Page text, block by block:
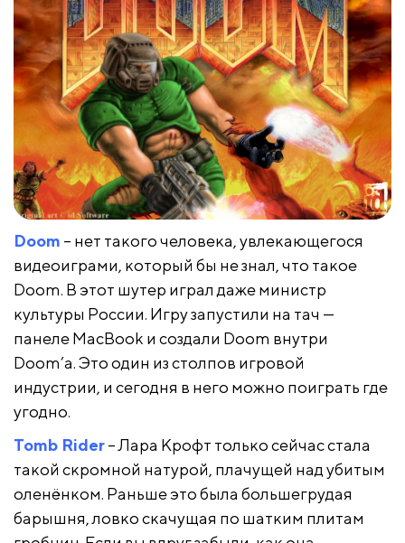
Doom – нет такого человека, увлекающегося
видеоиграми, который бы не знал, что такое
Doom. В этот шутер играл даже министр
культуры России. Игру запустили на тач —
панеле MacBook и создали Doom внутри
Doom’а. Это один из столпов игровой
индустрии, и сегодня в него можно поиграть где
угодно.
Tomb Rider– Лара Крофт только сейчас стала
такой скромной натурой, плачущей над убитым
оленёнком. Раньше это была большегрудая
барышня, ловко скачущая по шатким плитам